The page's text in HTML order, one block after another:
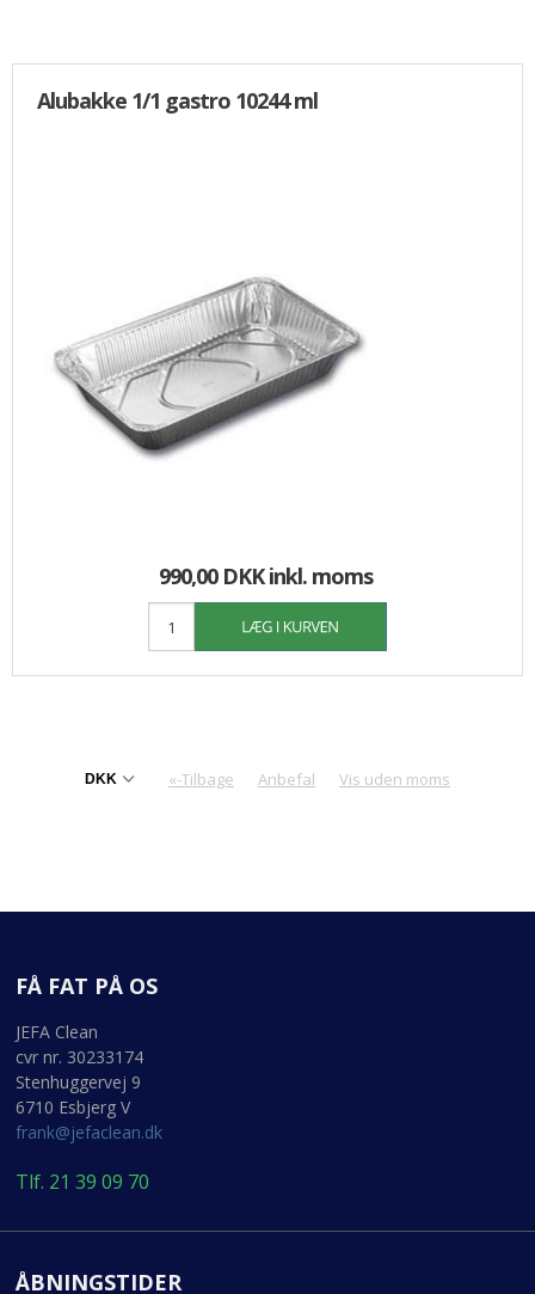
Alubakke 1/1 gastro 10244 ml
990,00 DKKinkl. moms
«-Tilbage Anbefal Vis uden moms
FÅ FAT PÅ OS
JEFA Clean
cvr nr. 30233174
Stenhuggervej 9
6710 Esbjerg V
frank@jefaclean.dk
Tlf. 21 39 09 70
ÅBNINGSTIDER